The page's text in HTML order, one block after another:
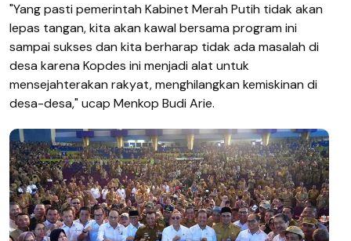
"Yang pasti pemerintah Kabinet Merah Putih tidak akan
lepas tangan, kita akan kawal bersama program ini
sampai sukses dan kita berharap tidak ada masalah di
desa karena Kopdes ini menjadi alat untuk
mensejahterakan rakyat, menghilangkan kemiskinan di
desa-desa," ucap Menkop Budi Arie.